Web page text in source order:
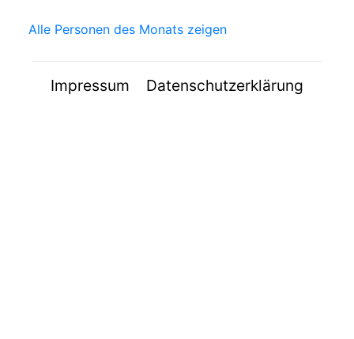
Alle Personen des Monats zeigen
Impressum Datenschutzerklärung